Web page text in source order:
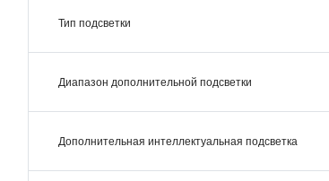
Тип подсветки
Диапазон дополнительной подсветки
Дополнительная интеллектуальная подсветка